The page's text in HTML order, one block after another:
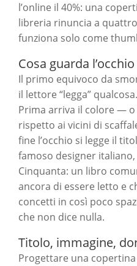
l’online il 40%: una
libreria rinuncia a
funziona solo come
Cosa guarda
Il primo equivoco da
il lettore “legga”
Prima arriva il colore —
rispetto ai vicini di
fine l’occhio si legge il
famoso designer
Cinquanta: un libro
ancora di essere letto e
concetti in così poco
che non dice nulla.
Titolo, immagine,
Progettare una